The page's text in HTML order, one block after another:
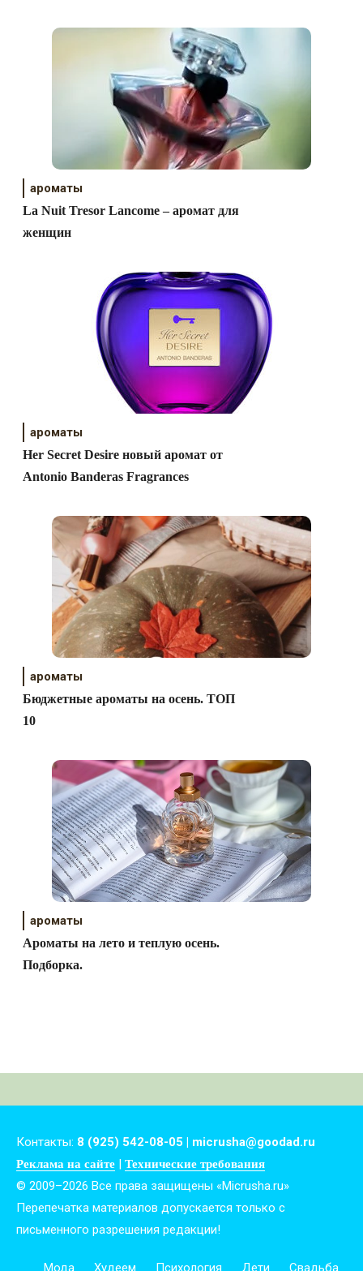
ароматы
La Nuit Tresor Lancome – аромат для
женщин
ароматы
Her Secret Desire новый аромат от
Antonio Banderas Fragrances
ароматы
Бюджетные ароматы на осень. ТОП
10
ароматы
Ароматы на лето и теплую осень.
Подборка.
Контакты: 8 (925) 542-08-05 | micrusha@goodad.ru
Реклама на сайте Технические требования
© 2009–2026 Все права защищены «Micrusha.ru»
Перепечатка материалов допускается только с
письменного разрешения редакции!